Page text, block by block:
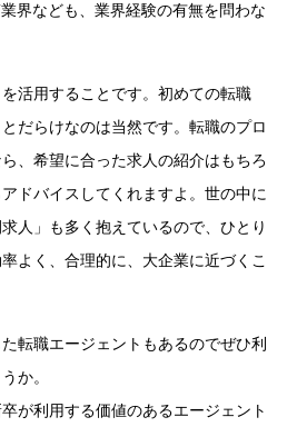
界なども、業界経験の有無を問わな
活用することです。初めての転職
だらけなのは当然です。転職のプロ
、希望に合った求人の紹介はもちろ
ドバイスしてくれますよ。世の中に
人」も多く抱えているので、ひとり
よく、合理的に、大企業に近づくこ
転職エージェントもあるのでぜひ利
か。
が利用する価値のあるエージェント